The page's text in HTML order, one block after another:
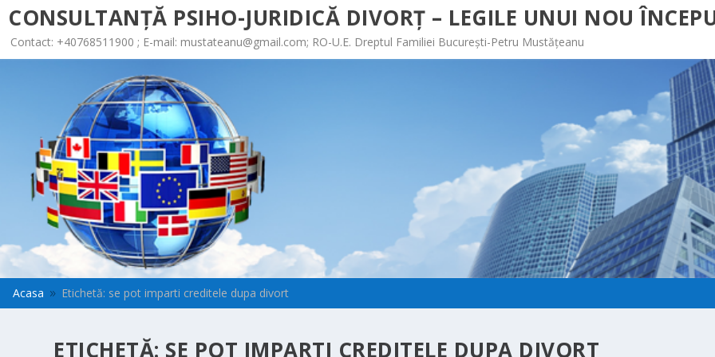
CONSULTANȚĂ PSIHO-JURIDICĂ DIVORȚ – LEGILE UNUI NOU
Contact: +40768511900 ; E-mail: mustateanu@gmail.com; RO-U.E. Dreptul Familiei București-Petru Mustățeanu
Acasa 9 Etichetă: se pot imparti creditele dupa divort
ETICHETĂ: SE POT IMPARTI CREDITELE DUPA DIVORT